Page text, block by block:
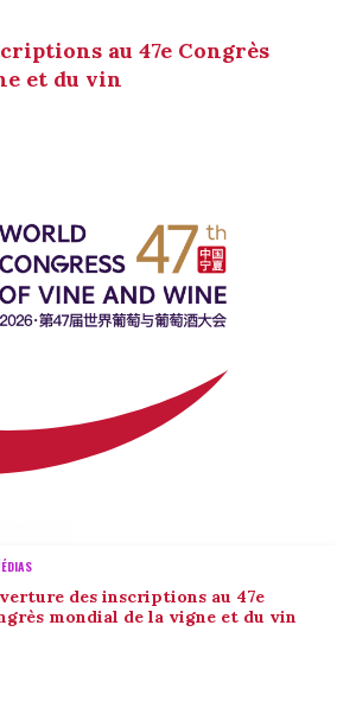
au 47e Congrès
et du vin
des inscriptions au 47e
mondial de la vigne et du vin